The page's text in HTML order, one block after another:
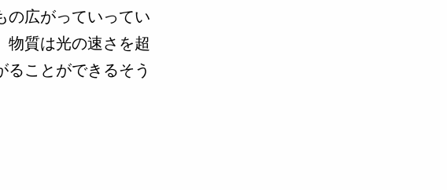
の広がっていってい
物質は光の速さを超
ることができるそう